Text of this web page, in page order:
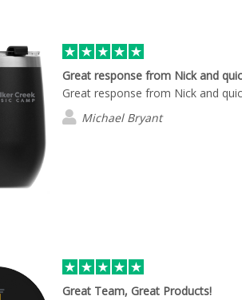
Great response from Nick and
Great response from Nick and
Michael Bryant
Great Team, Great Products!